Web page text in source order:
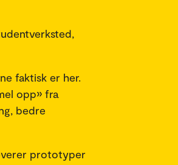
faktisk er her.
opp» fra
bedre
prototyper